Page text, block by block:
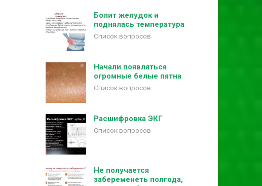
Болит желудок и
поднялась температура
Список вопросов
Начали появляться
огромные белые пятна
Список вопросов
Расшифровка ЭКГ
Список вопросов
Не получается
забеременеть полгода,